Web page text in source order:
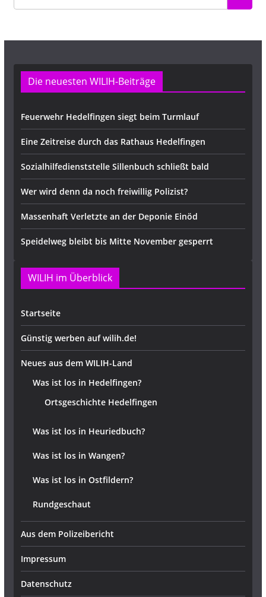
Die neuesten WILIH-Beiträge
Feuerwehr Hedelfingen siegt beim Turmlauf
Eine Zeitreise durch das Rathaus Hedelfingen
Sozialhilfedienststelle Sillenbuch schließt bald
Wer wird denn da noch freiwillig Polizist?
Massenhaft Verletzte an der Deponie Einöd
Speidelweg bleibt bis Mitte November gesperrt
WILIH im Überblick
Startseite
Günstig werben auf wilih.de!
Neues aus dem WILIH-Land
Was ist los in Hedelfingen?
Ortsgeschichte Hedelfingen
Was ist los in Heuriedbuch?
Was ist los in Wangen?
Was ist los in Ostfildern?
Rundgeschaut
Aus dem Polizeibericht
Impressum
Datenschutz